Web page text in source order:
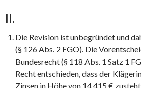
II.
Die Revision ist unbegründet und
(§ 126 Abs. 2 FGO). Die
Bundesrecht (§ 118 Abs. 1 Satz 1
Recht entschieden, dass der
Zinsen in Höhe von 14.415 € zusteht.